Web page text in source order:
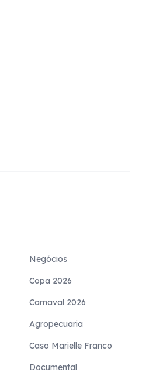
Negócios
Copa 2026
Carnaval 2026
Agropecuaria
Caso Marielle Franco
Documental